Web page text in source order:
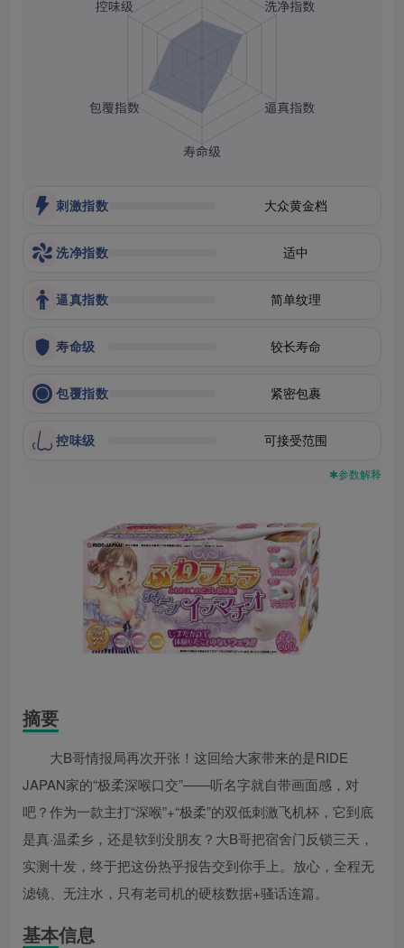
刺激指数 大众黄金档
洗净指数 适中
逼真指数 简单纹理
寿命级 较长寿命
包覆指数 紧密包裹
控味级 可接受范围
✱参数解释
摘要
大B哥情报局再次开张！这回给大家带来的是RIDE
JAPAN家的“极柔深喉口交”——听名字就自带画面感，对
吧？作为一款主打“深喉”+“极柔”的双低刺激飞机杯，它到底
是真·温柔乡，还是软到没朋友？大B哥把宿舍门反锁三天，
实测十发，终于把这份热乎报告交到你手上。放心，全程无
滤镜、无注水，只有老司机的硬核数据+骚话连篇。
基本信息